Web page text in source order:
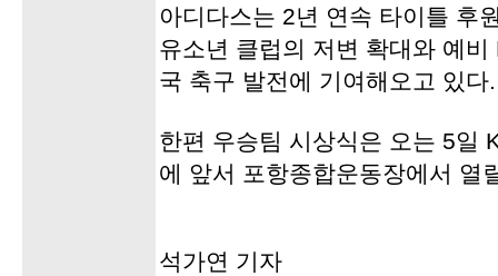
아디다스는 2년 연속 타이틀 후
유소년 클럽의 저변 확대와 예
국 축구 발전에 기여해오고 있다.
한편 우승팀 시상식은 오는 5일
에 앞서 포항종합운동장에서 열
석가연 기자